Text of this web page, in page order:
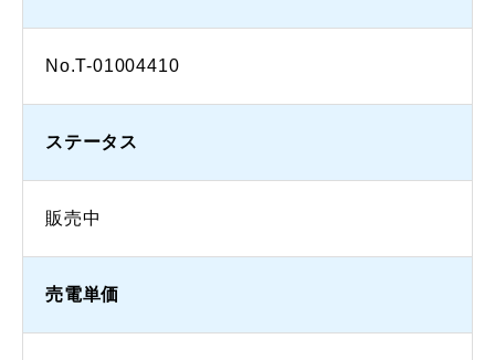
No.T-01004410
ステータス
販売中
売電単価